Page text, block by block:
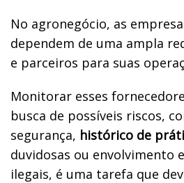
No agronegócio, as
dependem de uma ampla
e parceiros para suas
Monitorar esses
busca de possíveis riscos,
segurança, histórico de
duvidosas ou envolvimento
ilegais, é uma tarefa que